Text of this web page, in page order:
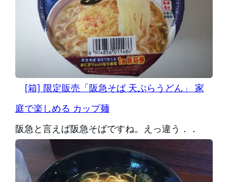
[箱] 限定販売「阪急そば 天ぷらうどん」 家
庭で楽しめる カップ麺
阪急と言えば阪急そばですね。えっ違う．．